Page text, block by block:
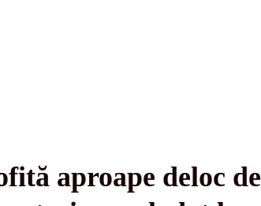
aproape deloc de